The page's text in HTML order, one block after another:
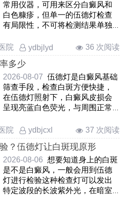
常用仪器，可用来区分白癜风和
白色糠疹，但单一的伍德灯检查
有局限性，不可将检测结果单独
医院
ydbjlyd 36 次阅读
多少
2026-08-07 伍德灯是白癜风基础
筛查手段，检查白斑方便快捷，
在伍德灯照射下，白癜风皮损会
呈现亮蓝白色荧光，与周围正常
……
医院 ydbjcxl 37 次阅读
？伍德灯让白斑现原形
2026-08-06 想要知道身上的白斑
是不是白癜风，一般会用到伍德
灯进行检验这种检查灯可以发出
特定波段的长波紫外光，在暗室